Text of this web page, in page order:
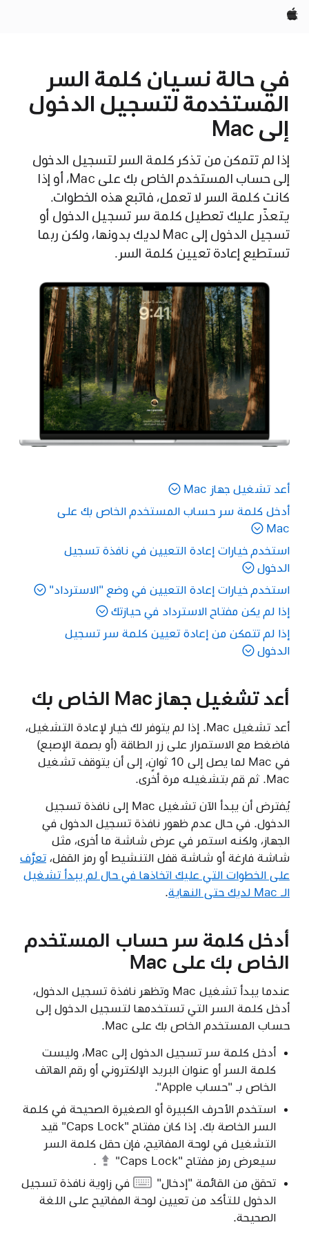
Apple‏
في حالة نسيان كلمة السر
المستخدمة لتسجيل الدخول
إلى Mac
إذا لم تتمكن من تذكر كلمة السر لتسجيل الدخول
إلى حساب المستخدم الخاص بك على Mac، أو إذا
كانت كلمة السر لا تعمل، فاتبع هذه الخطوات.
يتعذّر عليك تعطيل كلمة سر تسجيل الدخول أو
تسجيل الدخول إلى Mac لديك بدونها، ولكن ربما
تستطيع إعادة تعيين كلمة السر.
أعد تشغيل جهاز Mac
أدخل كلمة سر حساب المستخدم الخاص بك على
Mac
استخدم خيارات إعادة التعيين في نافذة تسجيل
الدخول
استخدم خيارات إعادة التعيين في وضع "الاسترداد"
إذا لم يكن مفتاح الاسترداد في حيازتك
إذا لم تتمكن من إعادة تعيين كلمة سر تسجيل
الدخول
أعد تشغيل جهاز Mac الخاص بك
أعد تشغيل Mac. إذا لم يتوفر لك خيار لإعادة التشغيل،
فاضغط مع الاستمرار على زر الطاقة (أو بصمة الإصبع)
في Mac لما يصل إلى 10 ثوانٍ، إلى أن يتوقف تشغيل
Mac. ثم قم بتشغيله مرة أخرى.
يُفترض أن يبدأ الآن تشغيل Mac إلى نافذة تسجيل
الدخول. في حال عدم ظهور نافذة تسجيل الدخول في
الجهاز، ولكنه استمر في عرض شاشة ما أخرى، مثل
شاشة فارغة أو شاشة قفل التنشيط أو رمز القفل، تعرَّف
على الخطوات التي عليك اتخاذها في حال لم يبدأ تشغيل
الـ Mac لديك حتى النهاية
.
أدخل كلمة سر حساب المستخدم
الخاص بك على Mac
عندما يبدأ تشغيل Mac وتظهر نافذة تسجيل الدخول،
أدخل كلمة السر التي تستخدمها لتسجيل الدخول إلى
حساب المستخدم الخاص بك على Mac.
أدخل كلمة سر تسجيل الدخول إلى Mac، وليست
كلمة السر أو عنوان البريد الإلكتروني أو رقم الهاتف
الخاص بـ "حساب Apple".
استخدم الأحرف الكبيرة أو الصغيرة الصحيحة في كلمة
السر الخاصة بك. إذا كان مفتاح "Caps Lock" قيد
التشغيل في لوحة المفاتيح، فإن حقل كلمة السر
سيعرض رمز مفتاح "Caps Lock"
.
تحقق من القائمة "إدخال"
في زاوية نافذة تسجيل
الدخول للتأكد من تعيين لوحة المفاتيح على اللغة
الصحيحة.